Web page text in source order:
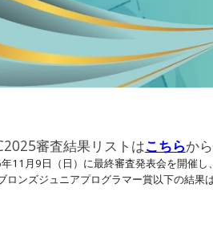
審査結果リストはこちらから
11月9日（日）に最終審査発表会を開催し
ロンズジュニアプログラマー賞以下の結果